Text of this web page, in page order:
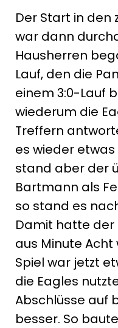
Der Start in den
war dann
Hausherren
Lauf, den die
einem 3:0-Lauf
wiederum die
Treffern
es wieder
stand aber der
Bartmann als
so stand es
Damit hatte der
aus Minute
Spiel war jetzt
die Eagles
Abschlüsse auf
besser. So